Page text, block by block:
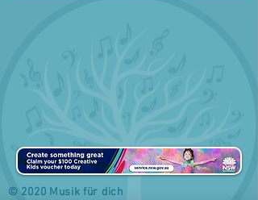
© 2020 Musik für dich